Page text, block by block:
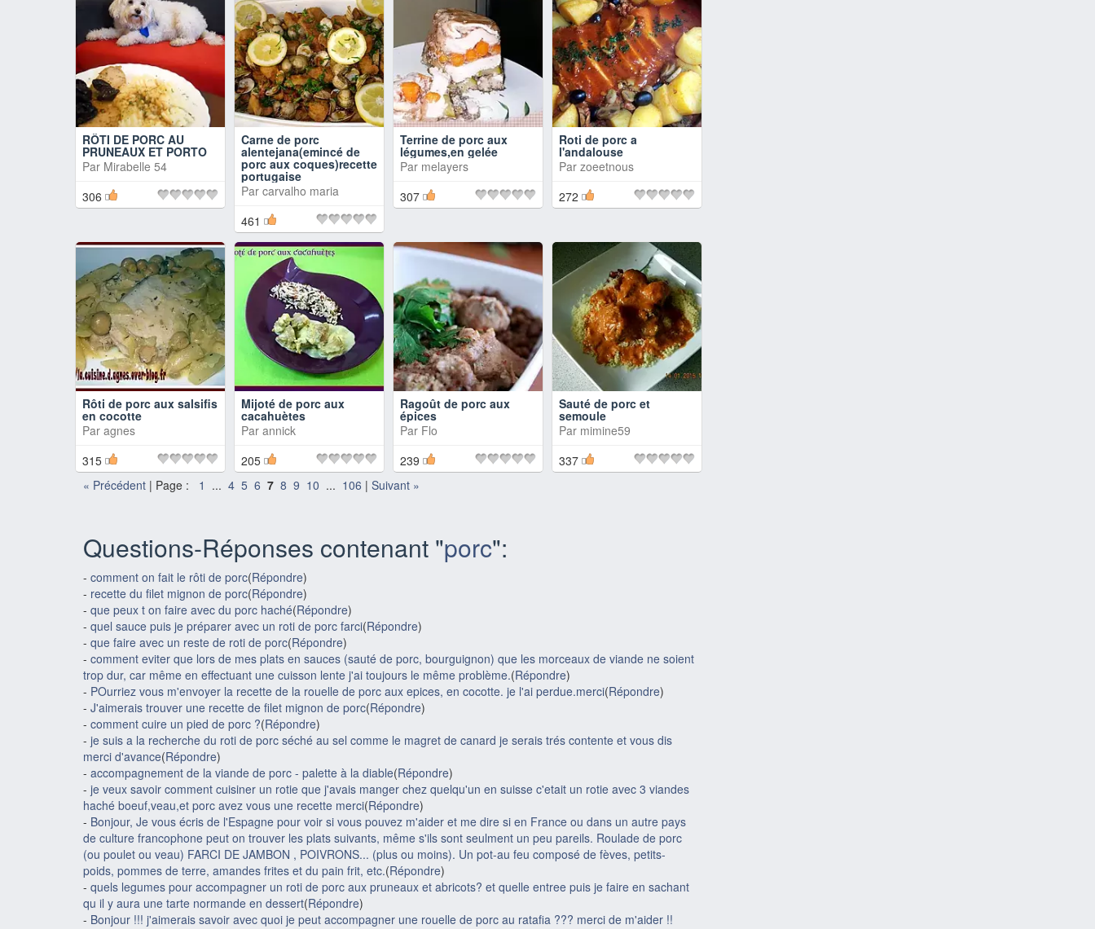
RÔTI DE PORC AU
PRUNEAUX ET PORTO
Par Mirabelle 54
306
Carne de porc
alentejana(emincé de
porc aux coques)recette
portugaise
Par carvalho maria
461
Terrine de porc aux
légumes,en gelée
Par melayers
307
Roti de porc a
l'andalouse
Par zoeetnous
272
Rôti de porc aux salsifis
en cocotte
Par agnes
315
Mijoté de porc aux
cacahuètes
Par annick
205
Ragoût de porc aux
épices
Par Flo
239
Sauté de porc et
semoule
Par mimine59
337
« Précédent | Page : 1 ... 4 5 6 7 8 9 10 ... 106 | Suivant »
Questions-Réponses contenant "porc":
- comment on fait le rôti de porc(Répondre)
- recette du filet mignon de porc(Répondre)
- que peux t on faire avec du porc haché(Répondre)
- quel sauce puis je préparer avec un roti de porc farci(Répondre)
- que faire avec un reste de roti de porc(Répondre)
- comment eviter que lors de mes plats en sauces (sauté de porc, bourguignon) que les morceaux de viande ne soient
trop dur, car même en effectuant une cuisson lente j'ai toujours le même problème.(Répondre)
- POurriez vous m'envoyer la recette de la rouelle de porc aux epices, en cocotte. je l'ai perdue.merci(Répondre)
- J'aimerais trouver une recette de filet mignon de porc(Répondre)
- comment cuire un pied de porc ?(Répondre)
- je suis a la recherche du roti de porc séché au sel comme le magret de canard je serais trés contente et vous dis
merci d'avance(Répondre)
- accompagnement de la viande de porc - palette à la diable(Répondre)
- je veux savoir comment cuisiner un rotie que j'avais manger chez quelqu'un en suisse c'etait un rotie avec 3 viandes
haché boeuf,veau,et porc avez vous une recette merci(Répondre)
- Bonjour, Je vous écris de l'Espagne pour voir si vous pouvez m'aider et me dire si en France ou dans un autre pays
de culture francophone peut on trouver les plats suivants, même s'ils sont seulment un peu pareils. Roulade de porc
(ou poulet ou veau) FARCI DE JAMBON , POIVRONS... (plus ou moins). Un pot-au feu composé de fèves, petits-
poids, pommes de terre, amandes frites et du pain frit, etc.(Répondre)
- quels legumes pour accompagner un roti de porc aux pruneaux et abricots? et quelle entree puis je faire en sachant
qu il y aura une tarte normande en dessert(Répondre)
- Bonjour !!! j'aimerais savoir avec quoi je peut accompagner une rouelle de porc au ratafia ??? merci de m'aider !!